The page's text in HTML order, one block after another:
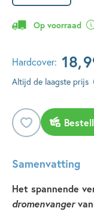
Op voorraad
Hardcover: 18,
Altijd de laagste prijs
Samenvatting
Het spannende
dromenvangervan